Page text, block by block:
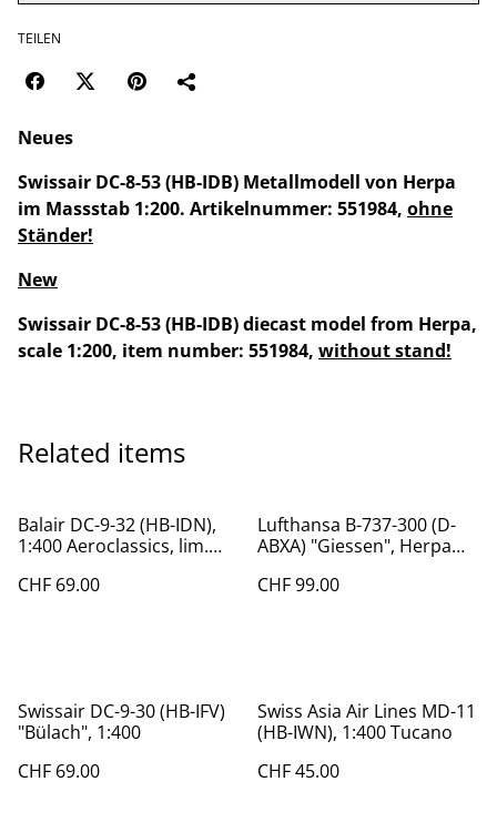
TEILEN
Neues
Swissair DC-8-53 (HB-IDB) Metallmodell von Herpa
im Massstab 1:200. Artikelnummer: 551984, ohne
Ständer!
New
Swissair DC-8-53 (HB-IDB) diecast model from Herpa,
scale 1:200, item number: 551984, without stand!
Related items
Balair DC-9-32 (HB-IDN),
1:400 Aeroclassics, lim.
CHF 69.00
Lufthansa B-737-300 (D-
ABXA) "Giessen", Herpa
CHF 99.00
Swissair DC-9-30 (HB-IFV)
"Bülach", 1:400
CHF 69.00
Swiss Asia Air Lines MD-11
(HB-IWN), 1:400 Tucano
CHF 45.00